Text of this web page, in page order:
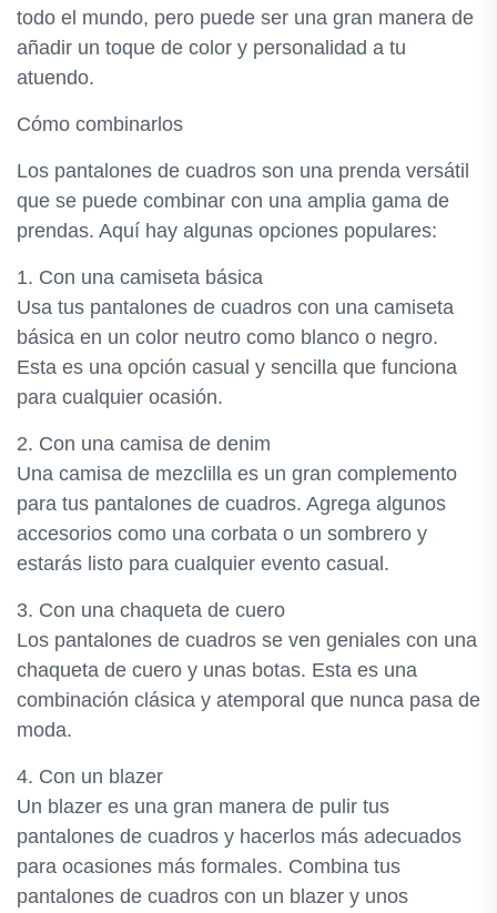
todo el mundo, pero puede ser una gran manera de
añadir un toque de color y personalidad a tu
atuendo.
Cómo combinarlos
Los pantalones de cuadros son una prenda versátil
que se puede combinar con una amplia gama de
prendas. Aquí hay algunas opciones populares:
1. Con una camiseta básica
Usa tus pantalones de cuadros con una camiseta
básica en un color neutro como blanco o negro.
Esta es una opción casual y sencilla que funciona
para cualquier ocasión.
2. Con una camisa de denim
Una camisa de mezclilla es un gran complemento
para tus pantalones de cuadros. Agrega algunos
accesorios como una corbata o un sombrero y
estarás listo para cualquier evento casual.
3. Con una chaqueta de cuero
Los pantalones de cuadros se ven geniales con una
chaqueta de cuero y unas botas. Esta es una
combinación clásica y atemporal que nunca pasa de
moda.
4. Con un blazer
Un blazer es una gran manera de pulir tus
pantalones de cuadros y hacerlos más adecuados
para ocasiones más formales. Combina tus
pantalones de cuadros con un blazer y unos